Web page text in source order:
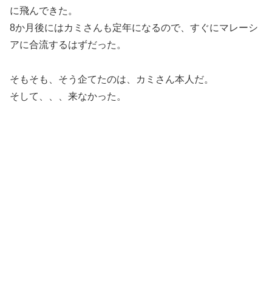
に飛んできた。
8か月後にはカミさんも定年になるので、すぐにマレーシ
アに合流するはずだった。
そもそも、そう企てたのは、カミさん本人だ。
そして、、、来なかった。